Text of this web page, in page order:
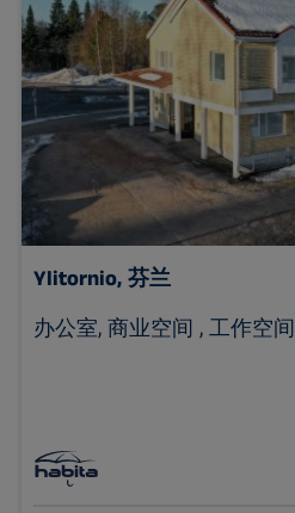
Ylitornio, 芬兰
办公室, 商业空间 , 工作空间